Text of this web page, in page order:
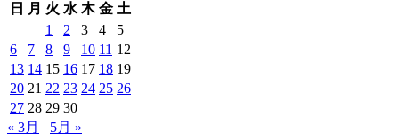
事
覧
日
月 火 水 木 金 土
1
2 3 4
5
6
7 8 9 10 11 12
13 14 15 16 17 18 19
20 21 22 23 24 25 26
27 28 29 30
« 3月
5月 »